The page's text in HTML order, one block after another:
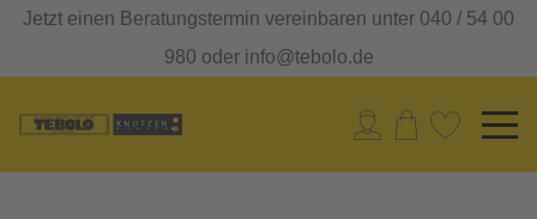
Jetzt einen Beratungstermin vereinbaren unter 040 / 54 00
980 oder info@tebolo.de